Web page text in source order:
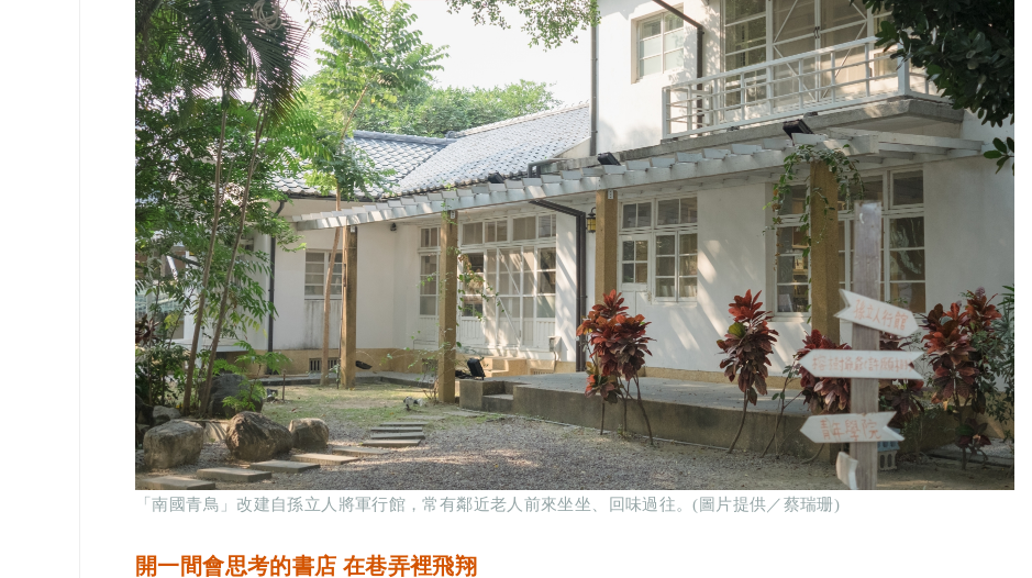
「南國青鳥」改建自孫立人將軍行館，常有鄰近老人前來坐坐、回味過往。(圖片提供／蔡瑞珊)
開一間會思考的書店 在巷弄裡飛翔